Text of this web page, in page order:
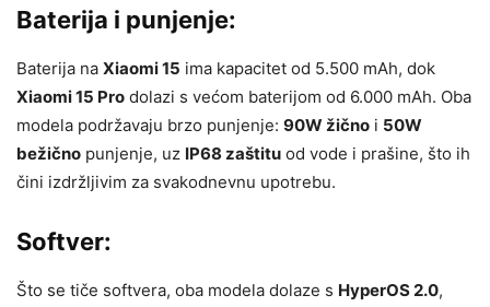
Baterija i punjenje:
Baterija na Xiaomi 15 ima kapacitet od 5.500 mAh, dok
Xiaomi 15 Pro dolazi s većom baterijom od 6.000 mAh. Oba
modela podržavaju brzo punjenje: 90W žično i 50W
bežično punjenje, uz IP68 zaštitu od vode i prašine, što ih
čini izdržljivim za svakodnevnu upotrebu.
Softver:
Što se tiče softvera, oba modela dolaze s HyperOS 2.0,